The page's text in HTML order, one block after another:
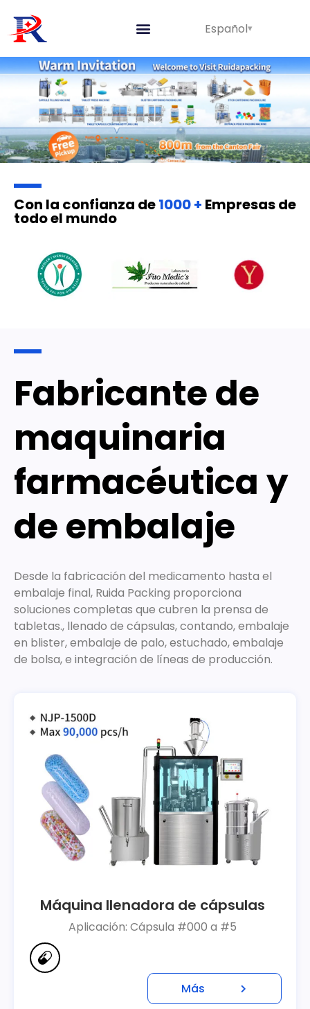
Español
Con la confianza de 1000 + Empresas de
todo el mundo
Fabricante de
maquinaria
farmacéutica y
de embalaje
Desde la fabricación del medicamento hasta el
embalaje final, Ruida Packing proporciona
soluciones completas que cubren la prensa de
tabletas., llenado de cápsulas, contando, embalaje
en blister, embalaje de palo, estuchado, embalaje
de bolsa, e integración de líneas de producción.
Máquina llenadora de cápsulas
Aplicación: Cápsula #000 a #5
Más